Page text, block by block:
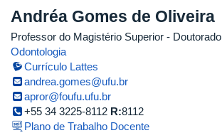
Andréa Gomes de Oliveira
Professor do Magistério Superior - Doutorado
Odontologia
Currículo Lattes
andrea.gomes@ufu.br
apror@foufu.ufu.br
+55 34 3225-8112 R:8112
Plano de Trabalho Docente